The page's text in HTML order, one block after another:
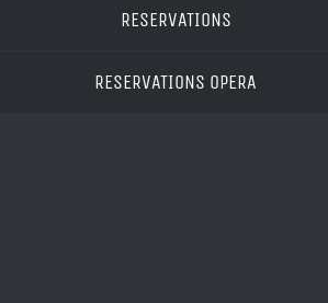
RESERVATIONS
RESERVATIONS OPERA